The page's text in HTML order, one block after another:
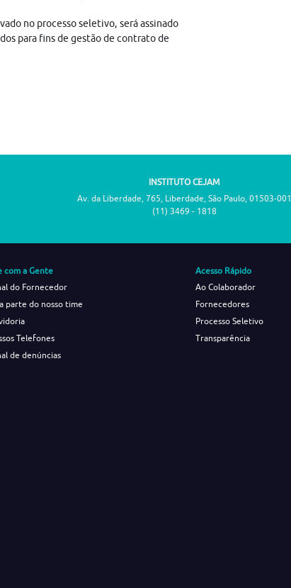
no processo seletivo, será assinado
para fins de gestão de contrato de
INSTITUTO CEJAM
Av. da Liberdade, 765, Liberdade, São Paulo, 01503-001
(11) 3469 - 1818
com a Gente
do Fornecedor
parte do nosso time
Telefones
de denúncias
Acesso Rápido
Ao Colaborador
Fornecedores
Processo Seletivo
Transparência